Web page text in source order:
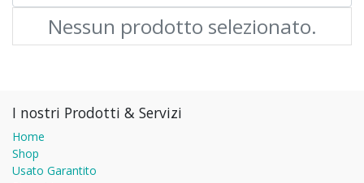
Nessun prodotto selezionato.
I nostri Prodotti & Servizi
Home
Shop
Usato Garantito